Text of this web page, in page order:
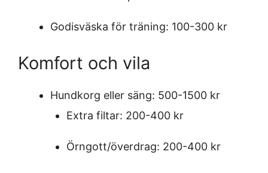
Godisväska för träning: 100-300 kr
Komfort och vila
Hundkorg eller säng: 500-1500 kr
Extra filtar: 200-400 kr
Örngott/överdrag: 200-400 kr